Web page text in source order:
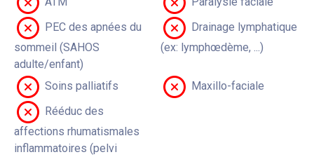
PEC des apnées du
sommeil (SAHOS
adulte/enfant)
Drainage lymphatique
(ex: lymphœdème, ...)
Soins palliatifs
Maxillo-faciale
Rééduc des
affections rhumatismales
inflammatoires (pelvi